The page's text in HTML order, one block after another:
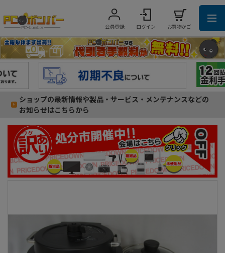
会員登録 ログイン お買物かご
ショップの最新情報や製品・サービス・メンテナンスなどの
お知らせはこちらから